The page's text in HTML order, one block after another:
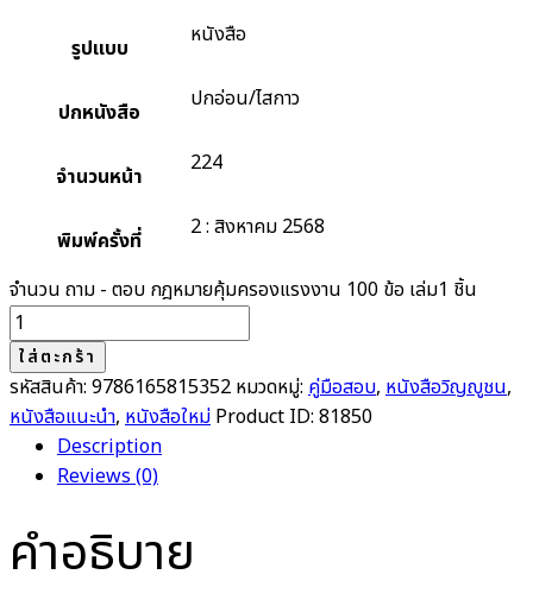
รูปแบบ หนังสือ
ปกหนังสือ ปกอ่อน/ไสกาว
จำนวนหน้า 224
พิมพ์ครั้งที่ 2 : สิงหาคม 2568
จำนวน ถาม - ตอบ กฎหมายคุ้มครองแรงงาน 100 ข้อ เล่ม1 ชิ้น
ใส่ตะกร้า
รหัสสินค้า: 9786165815352 หมวดหมู่: คู่มือสอบ, หนังสือวิญญูชน,
หนังสือแนะนำ, หนังสือใหม่ Product ID: 81850
Description
Reviews (0)
คำอธิบาย